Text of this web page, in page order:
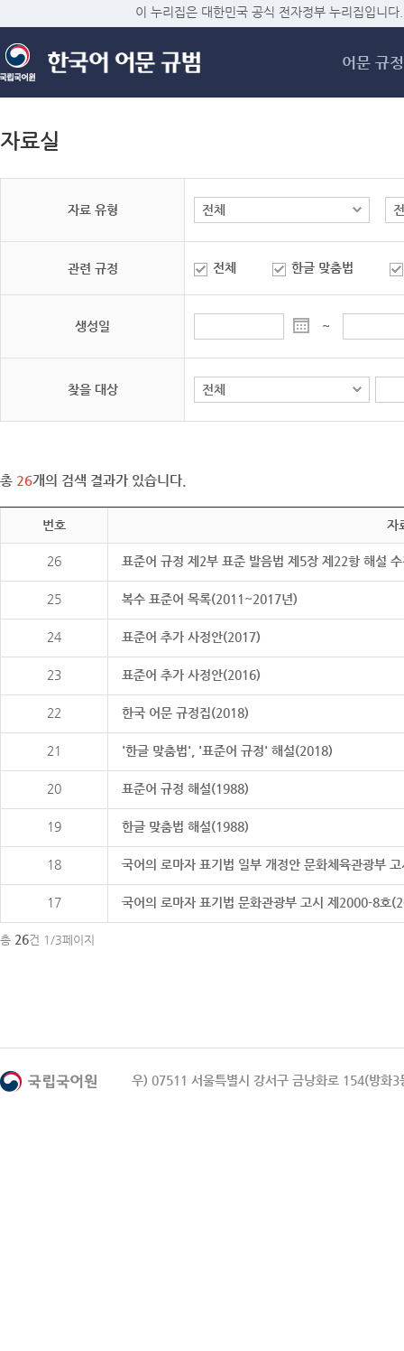
메
이 누리집은 대한민국 공식 전자정부 누리집입니다.
어문 규정
자료실
자료 유형
관련 규정 전체 한글 맞춤법
생성일 ~
찾을 대상
총 26개의 검색 결과가 있습니다.
번호 자
26 표준어 규정 제2부 표준 발음법 제5장 제22항 해설
25 복수 표준어 목록(2011~2017년)
24 표준어 추가 사정안(2017)
23 표준어 추가 사정안(2016)
22 한국 어문 규정집(2018)
21 '한글 맞춤법', '표준어 규정' 해설(2018)
20 표준어 규정 해설(1988)
19 한글 맞춤법 해설(1988)
18 국어의 로마자 표기법 일부 개정안 문화체육관광부
17 국어의 로마자 표기법 문화관광부 고시 제2000-8호
총 26건 1/3페이지
우) 07511 서울특별시 강서구 금낭화로 154(방화3